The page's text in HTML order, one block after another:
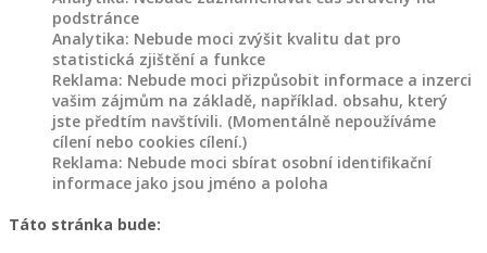
podstránce
Analytika: Nebude moci zvýšit kvalitu dat pro
statistická zjištění a funkce
Reklama: Nebude moci přizpůsobit informace a inzerci
vašim zájmům na základě, například. obsahu, který
jste předtím navštívili. (Momentálně nepoužíváme
cílení nebo cookies cílení.)
Reklama: Nebude moci sbírat osobní identifikační
informace jako jsou jméno a poloha
Táto stránka bude: